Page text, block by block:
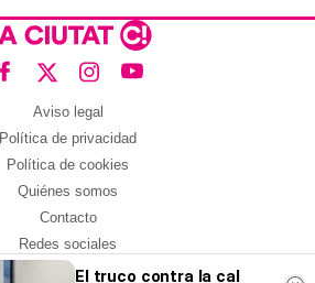
Aviso legal
Política de privacidad
Política de cookies
Quiénes somos
Contacto
Redes sociales
El truco contra la cal